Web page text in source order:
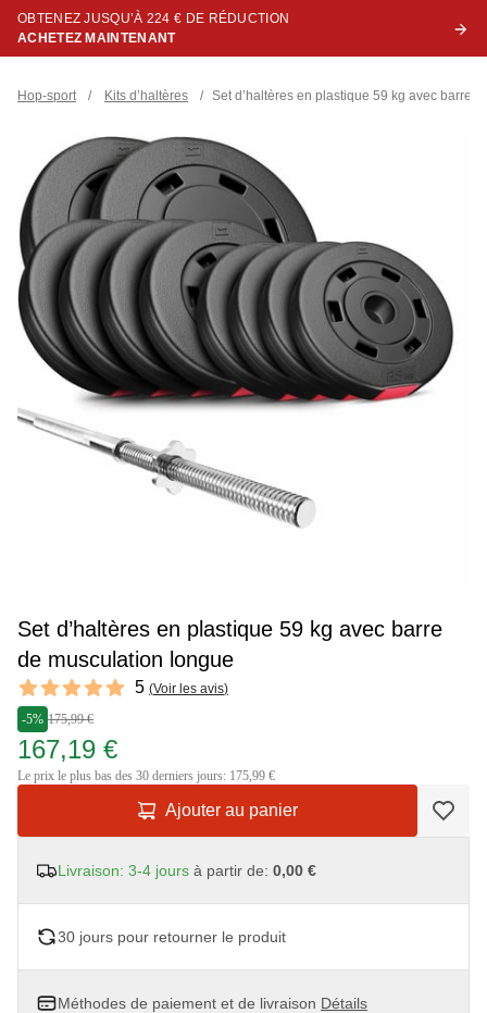
OBTENEZ JUSQU’À 224 € DE RÉDUCTION
ACHETEZ MAINTENANT
Hop-sport / Kits d’haltères / Set d’haltères en plastique 59 kg avec barre
Set d’haltères en plastique 59 kg avec barre
de musculation longue
Reviews
5 out of 5 stars 5 (Voir les avis)
-5% 175,99 €
167,19 €
Le prix le plus bas des 30 derniers jours: 175,99 €
Ajouter au panier
Livraison: 3-4 jours à partir de: 0,00 €
30 jours pour retourner le produit
Méthodes de paiement et de livraison Détails